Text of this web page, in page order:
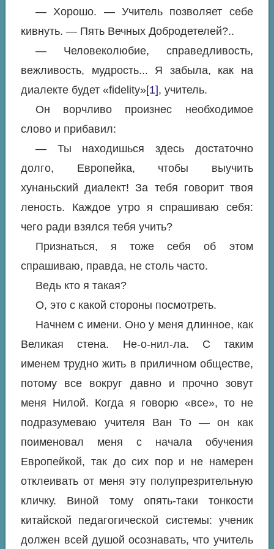
— Хорошо. — Учитель позволяет себе
кивнуть. — Пять Вечных Добродетелей?..
— Человеколюбие, справедливость,
вежливость, мудрость... Я забыла, как на
диалекте будет «fidelity»[1], учитель.
Он ворчливо произнес необходимое
слово и прибавил:
— Ты находишься здесь достаточно
долго, Европейка, чтобы выучить
хунаньский диалект! За тебя говорит твоя
леность. Каждое утро я спрашиваю себя:
чего ради взялся тебя учить?
Признаться, я тоже себя об этом
спрашиваю, правда, не столь часто.
Ведь кто я такая?
О, это с какой стороны посмотреть.
Начнем с имени. Оно у меня длинное, как
Великая стена. Не-о-нил-ла. С таким
именем трудно жить в приличном обществе,
потому все вокруг давно и прочно зовут
меня Нилой. Когда я говорю «все», то не
подразумеваю учителя Ван То — он как
поименовал меня с начала обучения
Европейкой, так до сих пор и не намерен
отклеивать от меня эту полупрезрительную
кличку. Виной тому опять-таки тонкости
китайской педагогической системы: ученик
должен всей душой осознавать, что учитель